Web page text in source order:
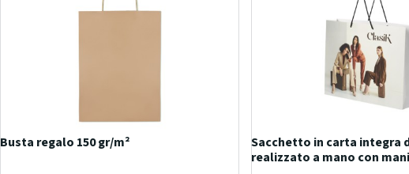
Busta regalo 150 gr/m²
Sacchetto in carta integra
realizzato a mano con